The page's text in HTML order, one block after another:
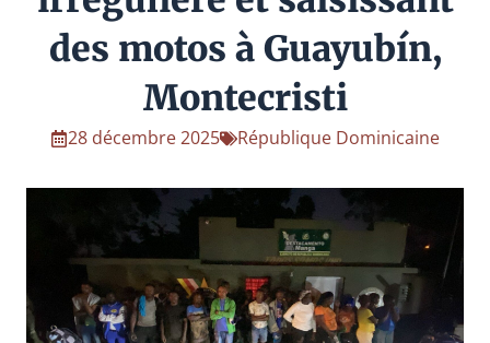
des motos à Guayubín,
Montecristi
28 décembre 2025 République Dominicaine